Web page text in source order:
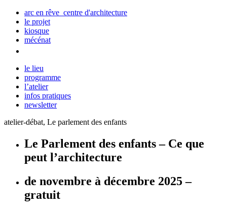
arc en rêve centre d'architecture
le projet
kiosque
mécénat
le lieu
programme
l’atelier
infos pratiques
newsletter
atelier-débat, Le parlement des enfants
Le Parlement des enfants – Ce que
peut l’architecture
de novembre à décembre 2025 –
gratuit